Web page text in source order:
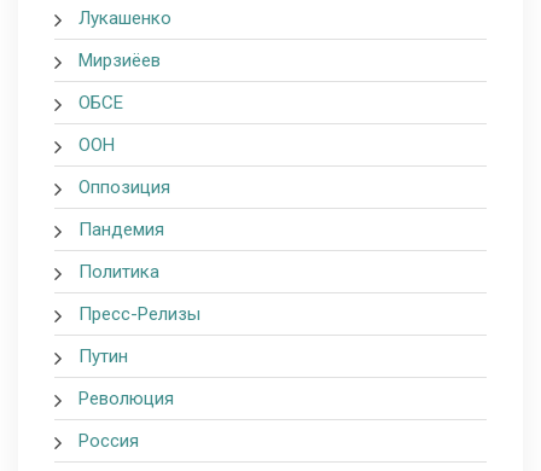
Лукашенко
Мирзиёев
ОБСЕ
ООН
Оппозиция
Пандемия
Политика
Пресс-Релизы
Путин
Революция
Россия